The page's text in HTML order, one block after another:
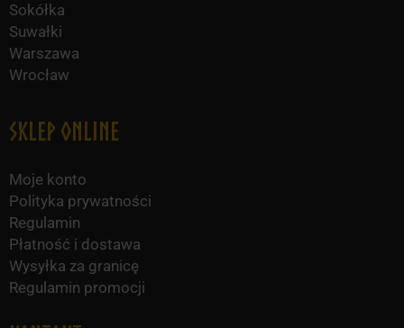
Sokółka
Suwałki
Warszawa
Wrocław
Sklep online
Moje konto
Polityka prywatności
Regulamin
Płatność i dostawa
Wysyłka za granicę
Regulamin promocji